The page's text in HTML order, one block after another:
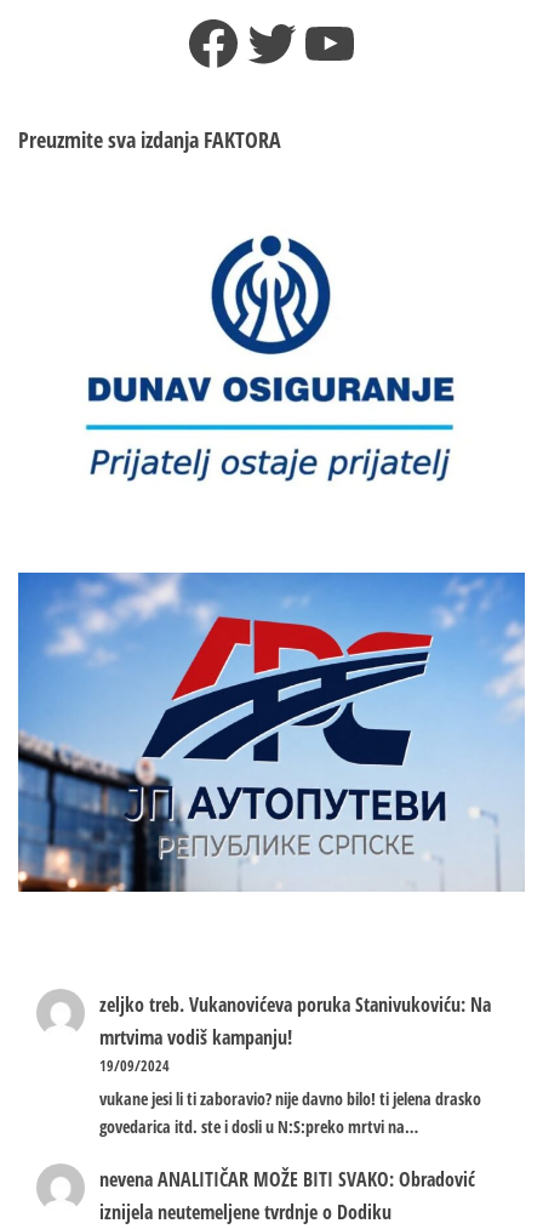
Facebook
TwitterYouTube
Preuzmite sva izdanja FAKTORA
zeljko treb.Vukanovićeva poruka Stanivukoviću: Na
mrtvima vodiš kampanju!
19/09/2024
vukane jesi li ti zaboravio? nije davno bilo! ti jelena drasko
govedarica itd. ste i dosli u N:S:preko mrtvi na…
nevenaANALITIČAR MOŽE BITI SVAKO: Obradović
iznijela neutemeljene tvrdnje o Dodiku